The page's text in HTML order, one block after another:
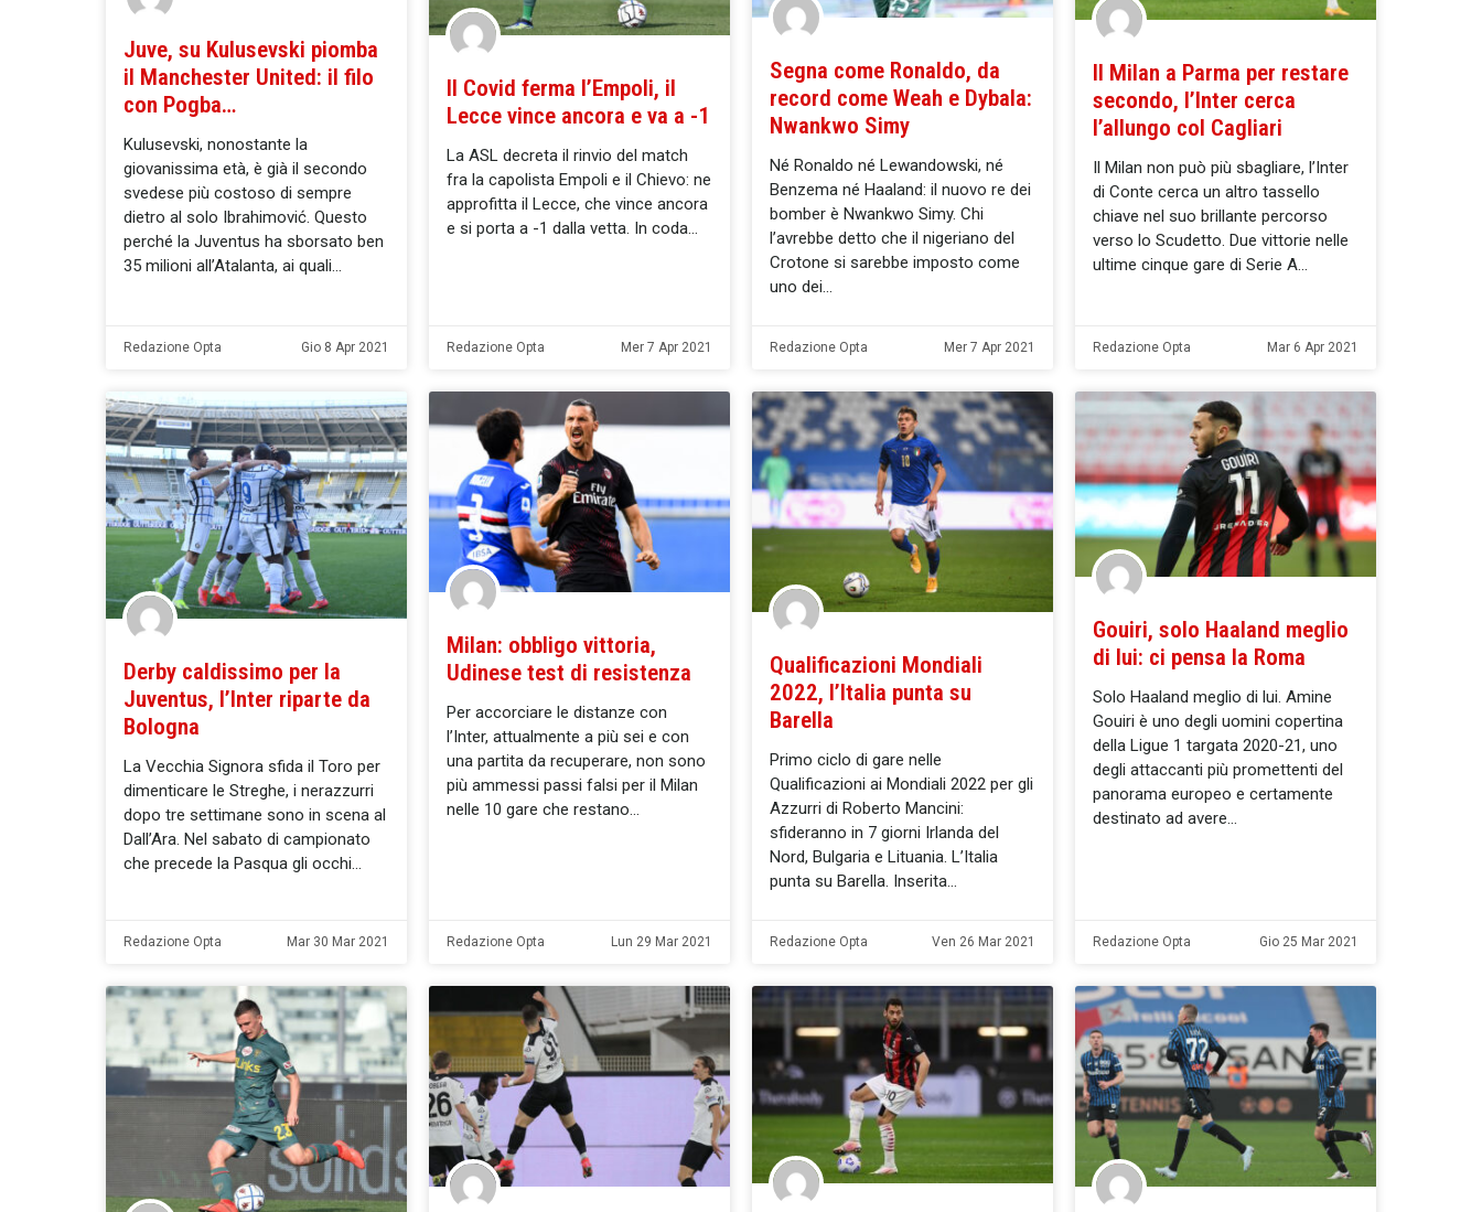
Juve, su Kulusevski piomba
il Manchester United: il filo
con Pogba…
Kulusevski, nonostante la
giovanissima età, è già il secondo
svedese più costoso di sempre
dietro al solo Ibrahimović. Questo
perché la Juventus ha sborsato ben
35 milioni all’Atalanta, ai quali
Redazione Opta Gio 8 Apr 2021
Il Covid ferma l’Empoli, il
Lecce vince ancora e va a -1
La ASL decreta il rinvio del match
fra la capolista Empoli e il Chievo: ne
approfitta il Lecce, che vince ancora
e si porta a -1 dalla vetta. In coda
Redazione Opta Mer 7 Apr 2021
Segna come Ronaldo, da
record come Weah e Dybala:
Nwankwo Simy
Né Ronaldo né Lewandowski, né
Benzema né Haaland: il nuovo re dei
bomber è Nwankwo Simy. Chi
l’avrebbe detto che il nigeriano del
Crotone si sarebbe imposto come
uno dei
Redazione Opta Mer 7 Apr 2021
Il Milan a Parma per restare
secondo, l’Inter cerca
l’allungo col Cagliari
Il Milan non può più sbagliare, l’Inter
di Conte cerca un altro tassello
chiave nel suo brillante percorso
verso lo Scudetto. Due vittorie nelle
ultime cinque gare di Serie A
Redazione Opta Mar 6 Apr 2021
Derby caldissimo per la
Juventus, l’Inter riparte da
Bologna
La Vecchia Signora sfida il Toro per
dimenticare le Streghe, i nerazzurri
dopo tre settimane sono in scena al
Dall’Ara. Nel sabato di campionato
che precede la Pasqua gli occhi
Redazione Opta Mar 30 Mar 2021
Milan: obbligo vittoria,
Udinese test di resistenza
Per accorciare le distanze con
l’Inter, attualmente a più sei e con
una partita da recuperare, non sono
più ammessi passi falsi per il Milan
nelle 10 gare che restano
Redazione Opta Lun 29 Mar 2021
Qualificazioni Mondiali
2022, l’Italia punta su
Barella
Primo ciclo di gare nelle
Qualificazioni ai Mondiali 2022 per gli
Azzurri di Roberto Mancini:
sfideranno in 7 giorni Irlanda del
Nord, Bulgaria e Lituania. L’Italia
punta su Barella. Inserita
Redazione Opta Ven 26 Mar 2021
Gouiri, solo Haaland meglio
di lui: ci pensa la Roma
Solo Haaland meglio di lui. Amine
Gouiri è uno degli uomini copertina
della Ligue 1 targata 2020-21, uno
degli attaccanti più promettenti del
panorama europeo e certamente
destinato ad avere
Redazione Opta Gio 25 Mar 2021